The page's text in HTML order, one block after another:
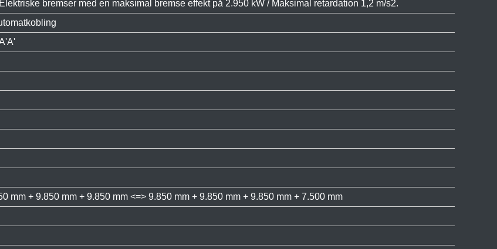
bremser med en maksimal bremse effekt på 2.950 kW / Maksimal retardation 1,2 m/s2.
mm + 9.850 mm + 9.850 mm <=> 9.850 mm + 9.850 mm + 9.850 mm + 7.500 mm